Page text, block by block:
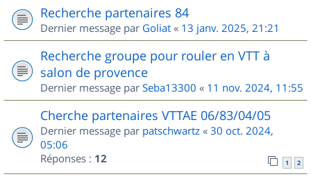
Recherche partenaires 84
Dernier message par Goliat « 13 janv. 2025, 21:21
Recherche groupe pour rouler en VTT à
salon de provence
Dernier message par Seba13300 « 11 nov. 2024, 11:55
Cherche partenaires VTTAE 06/83/04/05
Dernier message par patschwartz « 30 oct. 2024,
05:06
Réponses : 12 1 2